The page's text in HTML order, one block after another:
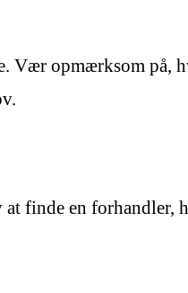
Vær opmærksom på,
finde en forhandler,